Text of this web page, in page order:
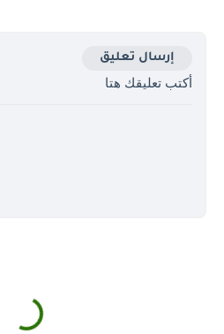
إرسال تعليق
أكتب تعليقك هتا